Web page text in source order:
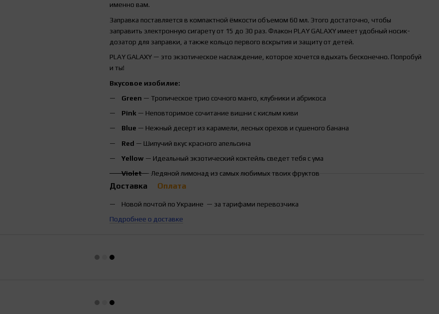
именно вам.
Заправка поставляется в компактной ёмкости объемом 60 мл. Этого достаточно, чтобы
заправить электронную сигарету от 15 до 30 раз. Флакон PLAY GALAXY имеет удобный носик-
дозатор для заправки, а также кольцо первого вскрытия и защиту от детей.
PLAY GALAXY — это экзотическое наслаждение, которое хочется вдыхать бесконечно. Попробуй
и ты!
Вкусовое изобилие:
Green — Тропическое трио сочного манго, клубники и абрикоса
Pink — Неповторимое сочитание вишни с кислым киви
Blue — Нежный десерт из карамели, лесных орехов и сушеного банана
Red — Шипучий вкус красного апельсина
Yellow — Идеальный экзотический коктейль сведет тебя с ума
Violet— Ледяной лимонад из самых любимых твоих фруктов
Доставка Оплата
Новой почтой по Украине — за тарифами перевозчика
Подробнее о доставке